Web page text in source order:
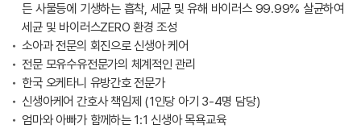
든 사물등에 기생하는 흡착, 세균 및 유해 바이러스 99.99% 살균하여
세균 및 바이러스ZERO 환경 조성
소아과 전문의 회진으로 신생아 케어
전문 모유수유전문가의 체계적인 관리
한국 오케타니 유방간호 전문가
신생아케어 간호사 책임제 (1인당 아기 3-4명 담당)
엄마와 아빠가 함께하는 1:1 신생아 목욕교육